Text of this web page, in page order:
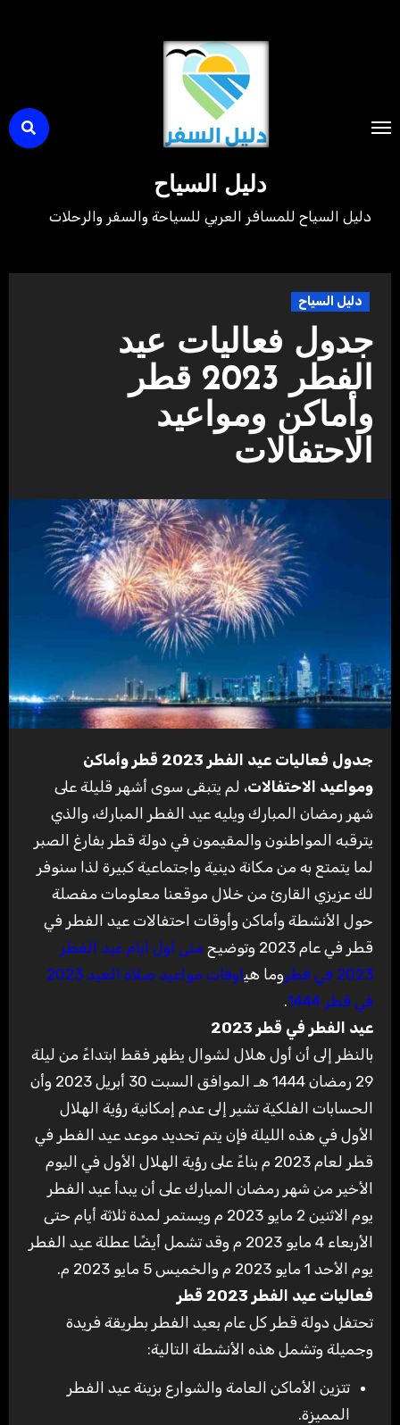
دليل السياح
دليل السياح للمسافر العربي للسياحة والسفر والرحلات
دليل السياح
جدول فعاليات عيد
الفطر 2023 قطر
وأماكن ومواعيد
الاحتفالات
جدول فعاليات عيد الفطر 2023 قطر وأماكن
ومواعيد الاحتفالات، لم يتبقى سوى أشهر قليلة على
شهر رمضان المبارك ويليه عيد الفطر المبارك، والذي
يترقبه المواطنون والمقيمون في دولة قطر بفارغ الصبر
لما يتمتع به من مكانة دينية واجتماعية كبيرة لذا سنوفر
لك عزيزي القارئ من خلال موقعنا معلومات مفصلة
حول الأنشطة وأماكن وأوقات احتفالات عيد الفطر في
قطر في عام 2023 وتوضيح
متى اول ايام عيد الفطر
2023 في قطر
وما هي
اوقات مواعيد صلاة العيد 2023
في قطر 1444
.
عيد الفطر في قطر 2023
بالنظر إلى أن أول هلال لشوال يظهر فقط ابتداءً من ليلة
29 رمضان 1444 هـ الموافق السبت 30 أبريل 2023 وأن
الحسابات الفلكية تشير إلى عدم إمكانية رؤية الهلال
الأول في هذه الليلة فإن يتم تحديد موعد عيد الفطر في
قطر لعام 2023 م بناءً على رؤية الهلال الأول في اليوم
الأخير من شهر رمضان المبارك على أن يبدأ عيد الفطر
يوم الاثنين 2 مايو 2023 م ويستمر لمدة ثلاثة أيام حتى
الأربعاء 4 مايو 2023 م وقد تشمل أيضًا عطلة عيد الفطر
يوم الأحد 1 مايو 2023 م والخميس 5 مايو 2023 م
.
فعاليات عيد الفطر 2023 قطر
تحتفل دولة قطر كل عام بعيد الفطر بطريقة فريدة
وجميلة وتشمل هذه الأنشطة التالية:
تتزين الأماكن العامة والشوارع بزينة عيد الفطر
المميزة.